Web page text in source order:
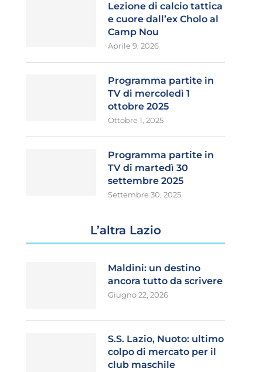
Lezione di calcio tattica
e cuore dall’ex Cholo al
Camp Nou
Aprile 9, 2026
Programma partite in
TV di mercoledì 1
ottobre 2025
Ottobre 1, 2025
Programma partite in
TV di martedì 30
settembre 2025
Settembre 30, 2025
L’altra Lazio
Maldini: un destino
ancora tutto da scrivere
Giugno 22, 2026
S.S. Lazio, Nuoto: ultimo
colpo di mercato per il
club maschile